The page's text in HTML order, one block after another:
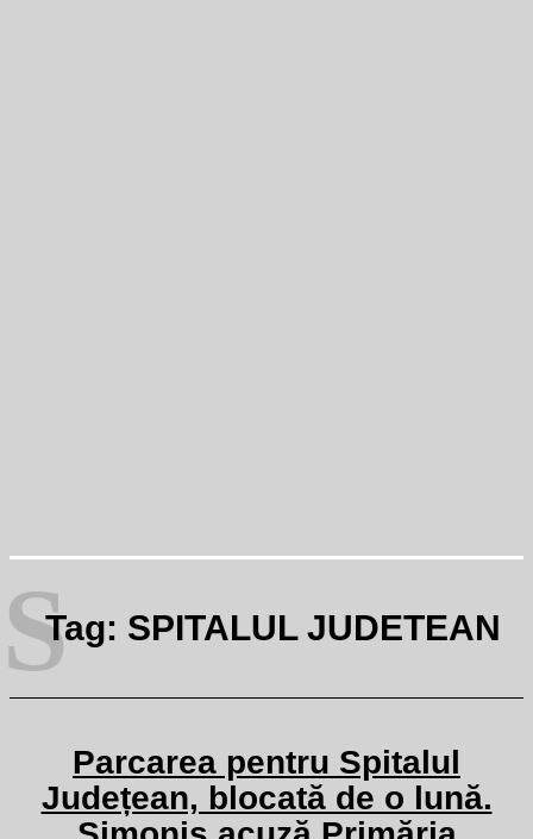
Tag: SPITALUL JUDETEAN
S
Parcarea pentru Spitalul
Județean, blocată de o lună.